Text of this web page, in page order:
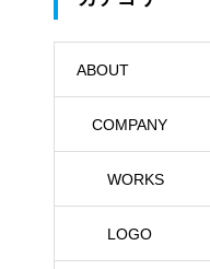
ABOUT
COMPANY
WORKS
LOGO